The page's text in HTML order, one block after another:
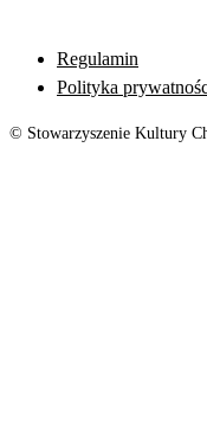
Regulamin
Polityka
© Stowarzyszenie Kultury